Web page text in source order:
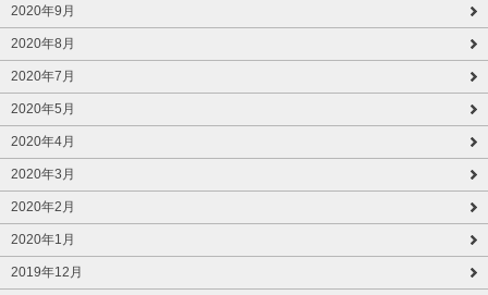
2020年9月
2020年8月
2020年7月
2020年5月
2020年4月
2020年3月
2020年2月
2020年1月
2019年12月